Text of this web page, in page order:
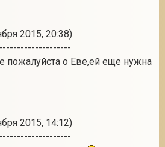
2015, 20:38)
пожалуйста о Еве,ей еще нужна
2015, 14:12)